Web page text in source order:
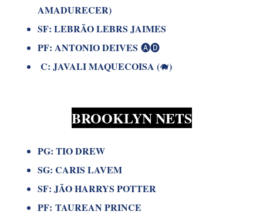
AMADURECER)
SF: LEBRÃO LEBRS JAIMES
PF: ANTONIO DEIVES 🅐🅓
C: JAVALI MAQUECOISA (🐗)
BROOKLYN NETS
PG: TIO DREW
SG: CARIS LAVEM
SF: JÃO HARRYS POTTER
PF: TAUREAN PRINCE